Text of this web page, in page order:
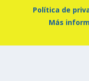
Política de
Más